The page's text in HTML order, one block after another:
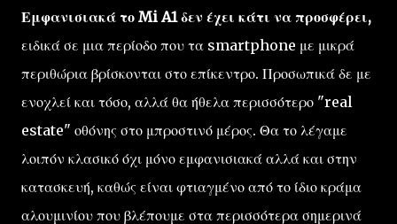
Εμφανισιακά το Mi A1 δεν έχει κάτι να προσφέρει,
ειδικά σε μια περίοδο που τα smartphone με μικρά
περιθώρια βρίσκονται στο επίκεντρο. Προσωπικά δε με
ενοχλεί και τόσο, αλλά θα ήθελα περισσότερο "real
estate" οθόνης στο μπροστινό μέρος. Θα το λέγαμε
λοιπόν κλασικό όχι μόνο εμφανισιακά αλλά και στην
κατασκευή, καθώς είναι φτιαγμένο από το ίδιο κράμα
αλουμινίου που βλέπουμε στα περισσότερα σημερινά